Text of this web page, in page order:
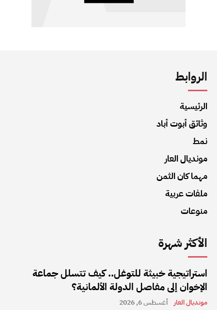
الروابط
الرئيسية
وثائق أبوت أباد
نمط
مونديال العار
مهما كان الثمن
ملفات عربية
منوعات
الأكثر شهرة
استراتيجية خبيثة للتوغل.. كيف تتسلل جماعة
الإخوان إلى مفاصل الدولة الألمانية؟
مونديال العار أغسطس 6, 2026